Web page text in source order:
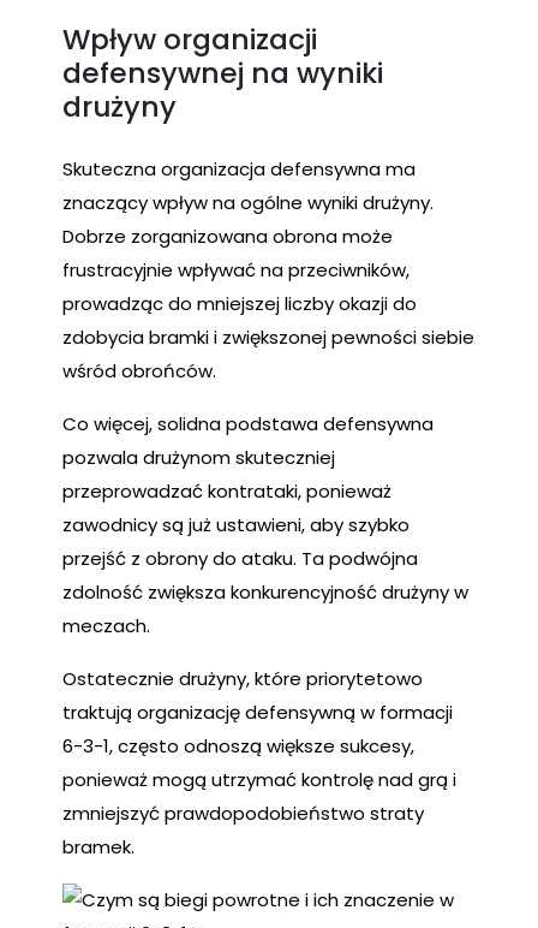
Wpływ organizacji
defensywnej na wyniki
drużyny
Skuteczna organizacja defensywna ma
znaczący wpływ na ogólne wyniki drużyny.
Dobrze zorganizowana obrona może
frustracyjnie wpływać na przeciwników,
prowadząc do mniejszej liczby okazji do
zdobycia bramki i zwiększonej pewności siebie
wśród obrońców.
Co więcej, solidna podstawa defensywna
pozwala drużynom skuteczniej
przeprowadzać kontrataki, ponieważ
zawodnicy są już ustawieni, aby szybko
przejść z obrony do ataku. Ta podwójna
zdolność zwiększa konkurencyjność drużyny w
meczach.
Ostatecznie drużyny, które priorytetowo
traktują organizację defensywną w formacji
6-3-1, często odnoszą większe sukcesy,
ponieważ mogą utrzymać kontrolę nad grą i
zmniejszyć prawdopodobieństwo straty
bramek.